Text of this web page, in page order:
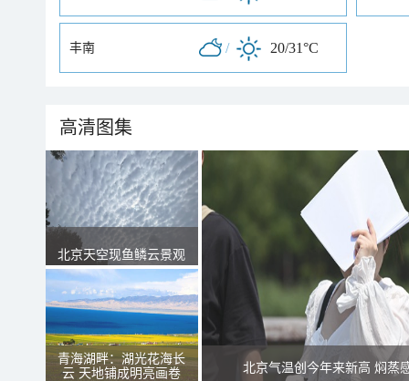
丰南 / 20/31°C
高清图集
北京天空现鱼鳞云景观
青海湖畔：湖光花海长
云 天地铺成明亮画卷
北京气温创今年来新高 焖蒸